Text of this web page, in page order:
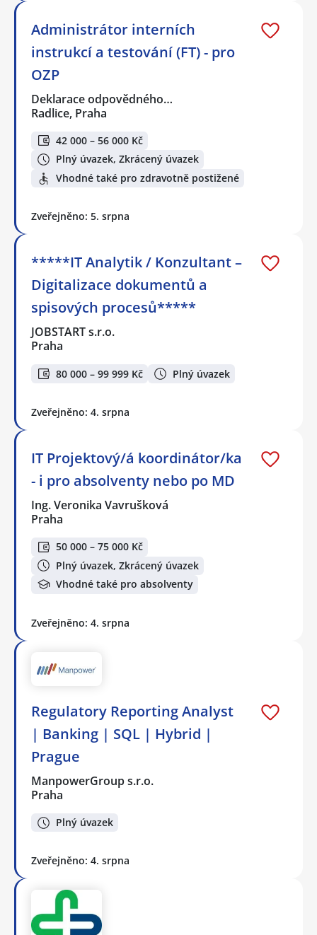
Administrátor interních
instrukcí a testování (FT) - pro
OZP
Deklarace odpovědného…
Radlice, Praha
42 000 – 56 000 Kč
Plný úvazek, Zkrácený úvazek
Vhodné také pro zdravotně postižené
Zveřejněno: 5. srpna
*****IT Analytik / Konzultant –
Digitalizace dokumentů a
spisových procesů*****
JOBSTART s.r.o.
Praha
80 000 – 99 999 Kč Plný úvazek
Zveřejněno: 4. srpna
IT Projektový/á koordinátor/ka
- i pro absolventy nebo po MD
Ing. Veronika Vavrušková
Praha
50 000 – 75 000 Kč
Plný úvazek, Zkrácený úvazek
Vhodné také pro absolventy
Zveřejněno: 4. srpna
Regulatory Reporting Analyst
| Banking | SQL | Hybrid |
Prague
ManpowerGroup s.r.o.
Praha
Plný úvazek
Zveřejněno: 4. srpna